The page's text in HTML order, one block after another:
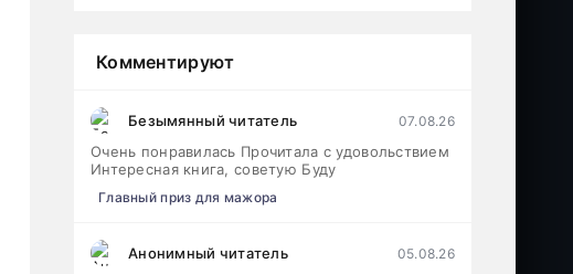
Комментируют
Безымянный читатель 07.08.26
Очень понравилась Прочитала с удовольствием
Интересная книга, советую Буду
Главный приз для мажора
Анонимный читатель 05.08.26